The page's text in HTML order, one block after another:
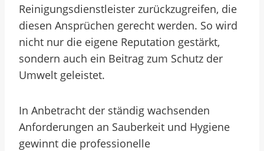
Reinigungsdienstleister zurückzugreifen, die
diesen Ansprüchen gerecht werden. So wird
nicht nur die eigene Reputation gestärkt,
sondern auch ein Beitrag zum Schutz der
Umwelt geleistet.
In Anbetracht der ständig wachsenden
Anforderungen an Sauberkeit und Hygiene
gewinnt die professionelle